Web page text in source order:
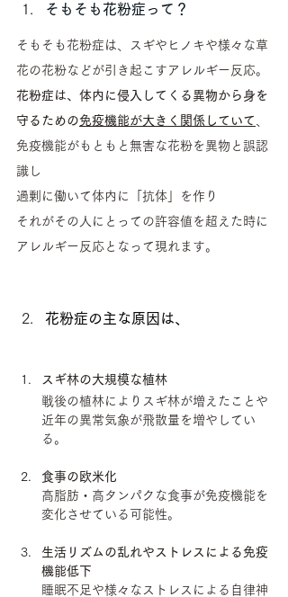
そもそも花粉症って？
そもそも花粉症は、スギやヒノキや様々な草
花の花粉などが引き起こすアレルギー反応。
花粉症は、体内に侵入してくる異物から身を
守るための免疫機能が大きく関係していて
免疫機能がもともと無害な花粉を異物と誤認
識し
過剰に働いて体内に「抗体」を作り
それがその人にとっての許容値を超えた時に
アレルギー反応となって現れます。
花粉症の主な原因は、
スギ林の大規模な植林
戦後の植林によりスギ林が増えたことや
近年の異常気象が飛散量を増やしてい
る。
食事の欧米化
高脂肪・高タンパクな食事が免疫機能を
変化させている可能性。
生活リズムの乱れやストレスによる免疫
機能低下
睡眠不足や様々なストレスによる自律神